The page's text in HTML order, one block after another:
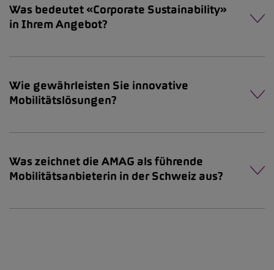
Was bedeutet «Corporate Sustainability»
in Ihrem Angebot?
Wie gewährleisten Sie innovative
Mobilitätslösungen?
Was zeichnet die AMAG als führende
Mobilitätsanbieterin in der Schweiz aus?